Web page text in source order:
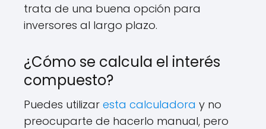
trata de una buena opción para
inversores al largo plazo.
¿Cómo se calcula el interés
compuesto?
Puedes utilizar esta calculadora y no
preocuparte de hacerlo manual, pero